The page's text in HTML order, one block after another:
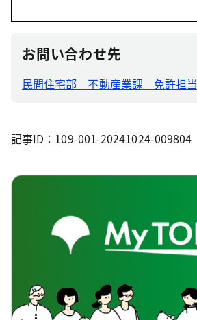
お問い合わせ先
民間住宅部 不動産業課 免許担当
記事ID：109-001-20241024-009804